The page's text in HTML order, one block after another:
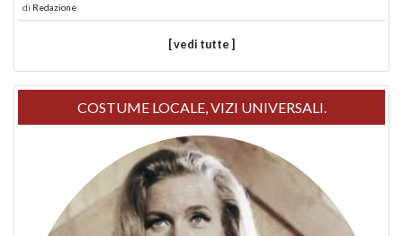
di Redazione
[ vedi tutte ]
COSTUME LOCALE, VIZI UNIVERSALI.